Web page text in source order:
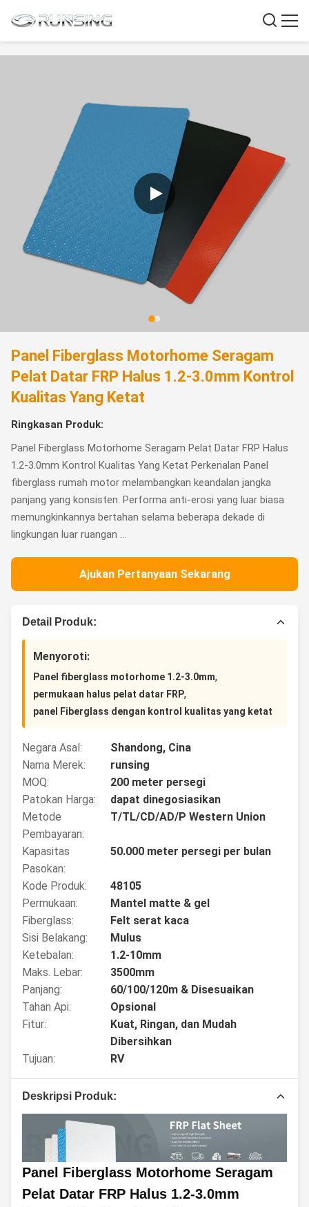
Panel Fiberglass Motorhome Seragam
Pelat Datar FRP Halus 1.2-3.0mm Kontrol
Kualitas Yang Ketat
Ringkasan Produk:
Panel Fiberglass Motorhome Seragam Pelat Datar FRP Halus
1.2-3.0mm Kontrol Kualitas Yang Ketat Perkenalan Panel
fiberglass rumah motor melambangkan keandalan jangka
panjang yang konsisten. Performa anti-erosi yang luar biasa
memungkinkannya bertahan selama beberapa dekade di
lingkungan luar ruangan ...
Ajukan Pertanyaan Sekarang
Detail Produk:
Menyoroti:
Panel fiberglass motorhome 1.2-3.0mm,
permukaan halus pelat datar FRP,
panel Fiberglass dengan kontrol kualitas yang ketat
Negara Asal:
Shandong, Cina
Nama Merek:
runsing
MOQ:
200 meter persegi
Patokan Harga:
dapat dinegosiasikan
Metode
Pembayaran:
T/TL/CD/AD/P Western Union
Kapasitas
Pasokan:
50.000 meter persegi per bulan
Kode Produk:
48105
Permukaan:
Mantel matte & gel
Fiberglass:
Felt serat kaca
Sisi Belakang:
Mulus
Ketebalan:
1.2-10mm
Maks. Lebar:
3500mm
Panjang:
60/100/120m & Disesuaikan
Tahan Api:
Opsional
Fitur:
Kuat, Ringan, dan Mudah
Dibersihkan
Tujuan:
RV
Deskripsi Produk:
Panel Fiberglass Motorhome Seragam
Pelat Datar FRP Halus 1.2-3.0mm